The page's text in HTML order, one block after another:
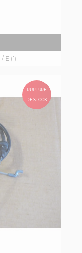
E (1)
RUPTURE
DE STOCK